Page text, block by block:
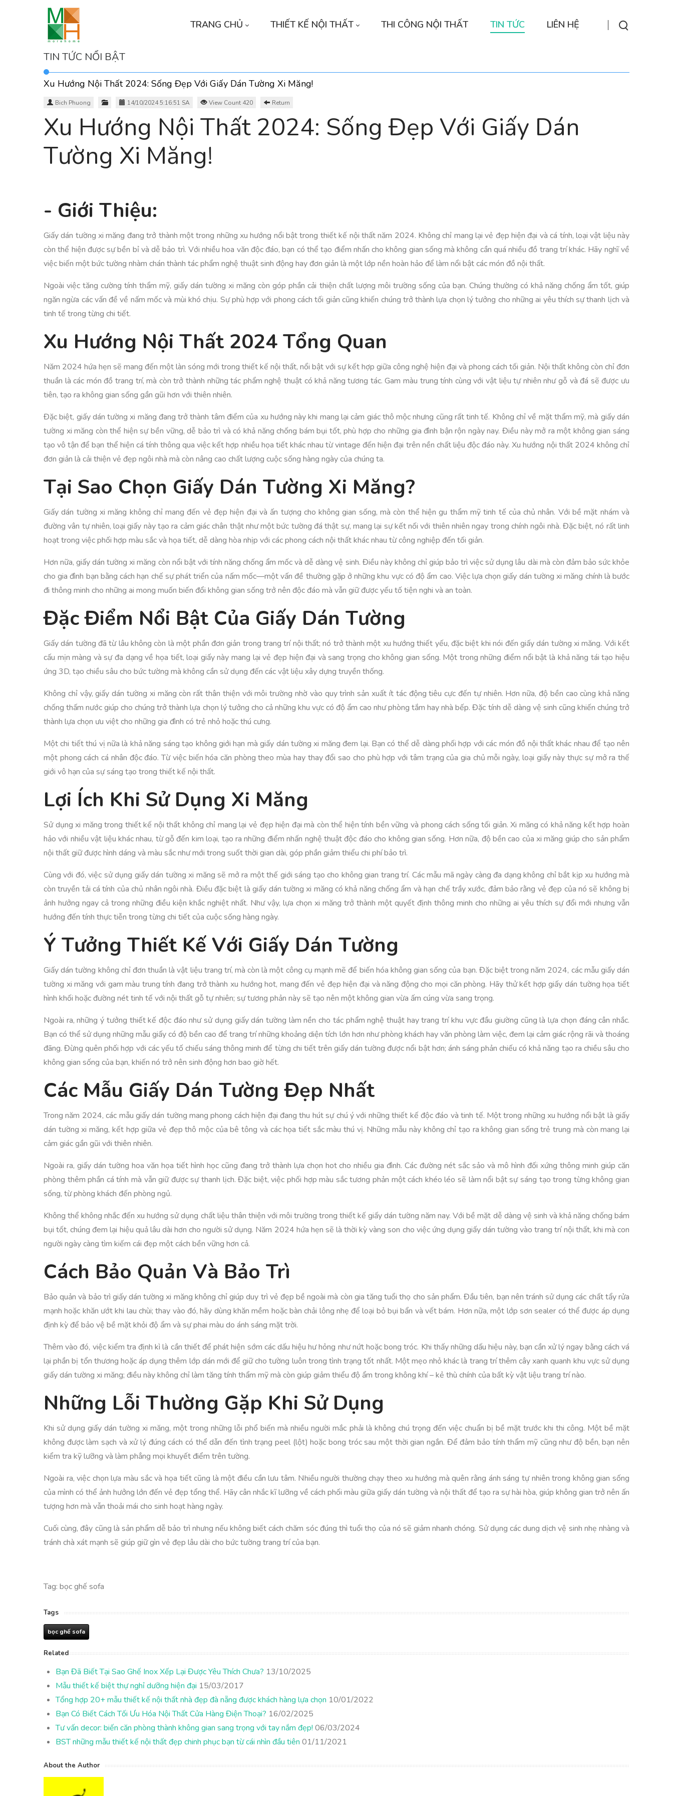
TRANG CHỦ THIẾT KẾ NỘI THẤT THI CÔNG NỘI THẤT TIN TỨC LIÊN HỆ
TIN TỨC NỔI BẬT
Xu Hướng Nội Thất 2024: Sống Đẹp Với Giấy Dán Tường Xi Măng!
Bich Phuong 14/10/2024 5:16:51 SA View Count 420 Return
Xu Hướng Nội Thất 2024: Sống Đẹp Với Giấy Dán
Tường Xi Măng!
- Giới Thiệu:
Giấy dán tường xi măng đang trở thành một trong những xu hướng nổi bật trong thiết kế nội thất năm 2024. Không chỉ mang lại vẻ đẹp hiện đại và cá tính, loại vật liệu này
còn thể hiện được sự bền bỉ và dễ bảo trì. Với nhiều hoa văn độc đáo, bạn có thể tạo điểm nhấn cho không gian sống mà không cần quá nhiều đồ trang trí khác. Hãy nghĩ về
việc biến một bức tường nhàm chán thành tác phẩm nghệ thuật sinh động hay đơn giản là một lớp nền hoàn hảo để làm nổi bật các món đồ nội thất.
Ngoài việc tăng cường tính thẩm mỹ, giấy dán tường xi măng còn góp phần cải thiện chất lượng môi trường sống của bạn. Chúng thường có khả năng chống ẩm tốt, giúp
ngăn ngừa các vấn đề về nấm mốc và mùi khó chịu. Sự phù hợp với phong cách tối giản cũng khiến chúng trở thành lựa chọn lý tưởng cho những ai yêu thích sự thanh lịch và
tinh tế trong từng chi tiết.
Xu Hướng Nội Thất 2024 Tổng Quan
Năm 2024 hứa hẹn sẽ mang đến một làn sóng mới trong thiết kế nội thất, nổi bật với sự kết hợp giữa công nghệ hiện đại và phong cách tối giản. Nội thất không còn chỉ đơn
thuần là các món đồ trang trí, mà còn trở thành những tác phẩm nghệ thuật có khả năng tương tác. Gam màu trung tính cùng với vật liệu tự nhiên như gỗ và đá sẽ được ưu
tiên, tạo ra không gian sống gần gũi hơn với thiên nhiên.
Đặc biệt, giấy dán tường xi măng đang trở thành tâm điểm của xu hướng này khi mang lại cảm giác thô mộc nhưng cũng rất tinh tế. Không chỉ về mặt thẩm mỹ, mà giấy dán
tường xi măng còn thể hiện sự bền vững, dễ bảo trì và có khả năng chống bám bụi tốt, phù hợp cho những gia đình bận rộn ngày nay. Điều này mở ra một không gian sáng
tạo vô tận để bạn thể hiện cá tính thông qua việc kết hợp nhiều họa tiết khác nhau từ vintage đến hiện đại trên nền chất liệu độc đáo này. Xu hướng nội thất 2024 không chỉ
đơn giản là cải thiện vẻ đẹp ngôi nhà mà còn nâng cao chất lượng cuộc sống hàng ngày của chúng ta.
Tại Sao Chọn Giấy Dán Tường Xi Măng?
Giấy dán tường xi măng không chỉ mang đến vẻ đẹp hiện đại và ấn tượng cho không gian sống, mà còn thể hiện gu thẩm mỹ tinh tế của chủ nhân. Với bề mặt nhám và
đường vân tự nhiên, loại giấy này tạo ra cảm giác chân thật như một bức tường đá thật sự, mang lại sự kết nối với thiên nhiên ngay trong chính ngôi nhà. Đặc biệt, nó rất linh
hoạt trong việc phối hợp màu sắc và họa tiết, dễ dàng hòa nhịp với các phong cách nội thất khác nhau từ công nghiệp đến tối giản.
Hơn nữa, giấy dán tường xi măng còn nổi bật với tính năng chống ẩm mốc và dễ dàng vệ sinh. Điều này không chỉ giúp bảo trì việc sử dụng lâu dài mà còn đảm bảo sức khỏe
cho gia đình bạn bằng cách hạn chế sự phát triển của nấm mốc—một vấn đề thường gặp ở những khu vực có độ ẩm cao. Việc lựa chọn giấy dán tường xi măng chính là bước
đi thông minh cho những ai mong muốn biến đổi không gian sống trở nên độc đáo mà vẫn giữ được yếu tố tiện nghi và an toàn.
Đặc Điểm Nổi Bật Của Giấy Dán Tường
Giấy dán tường đã từ lâu không còn là một phần đơn giản trong trang trí nội thất; nó trở thành một xu hướng thiết yếu, đặc biệt khi nói đến giấy dán tường xi măng. Với kết
cấu mịn màng và sự đa dạng về họa tiết, loại giấy này mang lại vẻ đẹp hiện đại và sang trọng cho không gian sống. Một trong những điểm nổi bật là khả năng tái tạo hiệu
ứng 3D, tạo chiều sâu cho bức tường mà không cần sử dụng đến các vật liệu xây dựng truyền thống.
Không chỉ vậy, giấy dán tường xi măng còn rất thân thiện với môi trường nhờ vào quy trình sản xuất ít tác động tiêu cực đến tự nhiên. Hơn nữa, độ bền cao cùng khả năng
chống thấm nước giúp cho chúng trở thành lựa chọn lý tưởng cho cả những khu vực có độ ẩm cao như phòng tắm hay nhà bếp. Đặc tính dễ dàng vệ sinh cũng khiến chúng trở
thành lựa chọn ưu việt cho những gia đình có trẻ nhỏ hoặc thú cưng.
Một chi tiết thú vị nữa là khả năng sáng tạo không giới hạn mà giấy dán tường xi măng đem lại. Bạn có thể dễ dàng phối hợp với các món đồ nội thất khác nhau để tạo nên
một phong cách cá nhân độc đáo. Từ việc biến hóa căn phòng theo mùa hay thay đổi sao cho phù hợp với tâm trạng của gia chủ mỗi ngày, loại giấy này thực sự mở ra thế
giới vô hạn của sự sáng tạo trong thiết kế nội thất.
Lợi Ích Khi Sử Dụng Xi Măng
Sử dụng xi măng trong thiết kế nội thất không chỉ mang lại vẻ đẹp hiện đại mà còn thể hiện tính bền vững và phong cách sống tối giản. Xi măng có khả năng kết hợp hoàn
hảo với nhiều vật liệu khác nhau, từ gỗ đến kim loại, tạo ra những điểm nhấn nghệ thuật độc đáo cho không gian sống. Hơn nữa, độ bền cao của xi măng giúp cho sản phẩm
nội thất giữ được hình dáng và màu sắc như mới trong suốt thời gian dài, góp phần giảm thiểu chi phí bảo trì.
Cùng với đó, việc sử dụng giấy dán tường xi măng sẽ mở ra một thế giới sáng tạo cho không gian trang trí. Các mẫu mã ngày càng đa dạng không chỉ bắt kịp xu hướng mà
còn truyền tải cá tính của chủ nhân ngôi nhà. Điều đặc biệt là giấy dán tường xi măng có khả năng chống ẩm và hạn chế trầy xước, đảm bảo rằng vẻ đẹp của nó sẽ không bị
ảnh hưởng ngay cả trong những điều kiện khắc nghiệt nhất. Như vậy, lựa chọn xi măng trở thành một quyết định thông minh cho những ai yêu thích sự đổi mới nhưng vẫn
hướng đến tính thực tiễn trong từng chi tiết của cuộc sống hàng ngày.
Ý Tưởng Thiết Kế Với Giấy Dán Tường
Giấy dán tường không chỉ đơn thuần là vật liệu trang trí, mà còn là một công cụ mạnh mẽ để biến hóa không gian sống của bạn. Đặc biệt trong năm 2024, các mẫu giấy dán
tường xi măng với gam màu trung tính đang trở thành xu hướng hot, mang đến vẻ đẹp hiện đại và năng động cho mọi căn phòng. Hãy thử kết hợp giấy dán tường họa tiết
hình khối hoặc đường nét tinh tế với nội thất gỗ tự nhiên; sự tương phản này sẽ tạo nên một không gian vừa ấm cúng vừa sang trọng.
Ngoài ra, những ý tưởng thiết kế độc đáo như sử dụng giấy dán tường làm nền cho tác phẩm nghệ thuật hay trang trí khu vực đầu giường cũng là lựa chọn đáng cân nhắc.
Bạn có thể sử dụng những mẫu giấy có độ bền cao để trang trí những khoảng diện tích lớn hơn như phòng khách hay văn phòng làm việc, đem lại cảm giác rộng rãi và thoáng
đãng. Đừng quên phối hợp với các yếu tố chiếu sáng thông minh để từng chi tiết trên giấy dán tường được nổi bật hơn; ánh sáng phản chiếu có khả năng tạo ra chiều sâu cho
không gian sống của bạn, khiến nó trở nên sinh động hơn bao giờ hết.
Các Mẫu Giấy Dán Tường Đẹp Nhất
Trong năm 2024, các mẫu giấy dán tường mang phong cách hiện đại đang thu hút sự chú ý với những thiết kế độc đáo và tinh tế. Một trong những xu hướng nổi bật là giấy
dán tường xi măng, kết hợp giữa vẻ đẹp thô mộc của bê tông và các họa tiết sắc màu thú vị. Những mẫu này không chỉ tạo ra không gian sống trẻ trung mà còn mang lại
cảm giác gần gũi với thiên nhiên.
Ngoài ra, giấy dán tường hoa văn họa tiết hình học cũng đang trở thành lựa chọn hot cho nhiều gia đình. Các đường nét sắc sảo và mô hình đối xứng thông minh giúp căn
phòng thêm phần cá tính mà vẫn giữ được sự thanh lịch. Đặc biệt, việc phối hợp màu sắc tương phản một cách khéo léo sẽ làm nổi bật sự sáng tạo trong từng không gian
sống, từ phòng khách đến phòng ngủ.
Không thể không nhắc đến xu hướng sử dụng chất liệu thân thiện với môi trường trong thiết kế giấy dán tường năm nay. Với bề mặt dễ dàng vệ sinh và khả năng chống bám
bụi tốt, chúng đem lại hiệu quả lâu dài hơn cho người sử dụng. Năm 2024 hứa hẹn sẽ là thời kỳ vàng son cho việc ứng dụng giấy dán tường vào trang trí nội thất, khi mà con
người ngày càng tìm kiếm cái đẹp một cách bền vững hơn cả.
Cách Bảo Quản Và Bảo Trì
Bảo quản và bảo trì giấy dán tường xi măng không chỉ giúp duy trì vẻ đẹp bề ngoài mà còn gia tăng tuổi thọ cho sản phẩm. Đầu tiên, bạn nên tránh sử dụng các chất tẩy rửa
mạnh hoặc khăn ướt khi lau chùi; thay vào đó, hãy dùng khăn mềm hoặc bàn chải lông nhẹ để loại bỏ bụi bẩn và vết bám. Hơn nữa, một lớp sơn sealer có thể được áp dụng
định kỳ để bảo vệ bề mặt khỏi độ ẩm và sự phai màu do ánh sáng mặt trời.
Thêm vào đó, việc kiểm tra định kì là cần thiết để phát hiện sớm các dấu hiệu hư hỏng như nứt hoặc bong tróc. Khi thấy những dấu hiệu này, bạn cần xử lý ngay bằng cách vá
lại phần bị tổn thương hoặc áp dụng thêm lớp dán mới để giữ cho tường luôn trong tình trạng tốt nhất. Một mẹo nhỏ khác là trang trí thêm cây xanh quanh khu vực sử dụng
giấy dán tường xi măng; điều này không chỉ làm tăng tính thẩm mỹ mà còn giúp giảm thiểu độ ẩm trong không khí – kẻ thù chính của bất kỳ vật liệu trang trí nào.
Những Lỗi Thường Gặp Khi Sử Dụng
Khi sử dụng giấy dán tường xi măng, một trong những lỗi phổ biến mà nhiều người mắc phải là không chú trọng đến việc chuẩn bị bề mặt trước khi thi công. Một bề mặt
không được làm sạch và xử lý đúng cách có thể dẫn đến tình trạng peel (lột) hoặc bong tróc sau một thời gian ngắn. Để đảm bảo tính thẩm mỹ cũng như độ bền, bạn nên
kiểm tra kỹ lưỡng và làm phẳng mọi khuyết điểm trên tường.
Ngoài ra, việc chọn lựa màu sắc và họa tiết cũng là một điều cần lưu tâm. Nhiều người thường chạy theo xu hướng mà quên rằng ánh sáng tự nhiên trong không gian sống
của mình có thể ảnh hưởng lớn đến vẻ đẹp tổng thể. Hãy cân nhắc kĩ lưỡng về cách phối màu giữa giấy dán tường và nội thất để tạo ra sự hài hòa, giúp không gian trở nên ấn
tượng hơn mà vẫn thoải mái cho sinh hoạt hàng ngày.
Cuối cùng, đây cũng là sản phẩm dễ bảo trì nhưng nếu không biết cách chăm sóc đúng thì tuổi thọ của nó sẽ giảm nhanh chóng. Sử dụng các dung dịch vệ sinh nhẹ nhàng và
tránh chà xát mạnh sẽ giúp giữ gìn vẻ đẹp lâu dài cho bức tường trang trí của bạn.
Tag: bọc ghế sofa
Tags
bọc ghế sofa
Related
Bạn Đã Biết Tại Sao Ghế Inox Xếp Lại Được Yêu Thích Chưa? 13/10/2025
Mẫu thiết kế biệt thự nghỉ dưỡng hiện đại 15/03/2017
Tổng hợp 20+ mẫu thiết kế nội thất nhà đẹp đà nẵng được khách hàng lựa chọn 10/01/2022
Bạn Có Biết Cách Tối Ưu Hóa Nội Thất Cửa Hàng Điện Thoại? 16/02/2025
Tư vấn decor: biến căn phòng thành không gian sang trọng với tay nắm đẹp! 06/03/2024
BST những mẫu thiết kế nội thất đẹp chinh phục bạn từ cái nhìn đầu tiên 01/11/2021
About the Author